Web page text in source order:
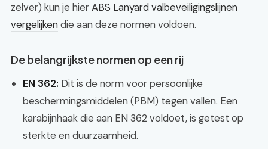
zelver) kun je hierABS Lanyard valbeveiligingslijnen
vergelijkendie aan deze normen voldoen.
De belangrijkste normen op een rij
EN 362: Dit is de norm voor persoonlijke
beschermingsmiddelen (PBM) tegen vallen. Een
karabijnhaak die aan EN 362 voldoet, is getest op
sterkte en duurzaamheid.